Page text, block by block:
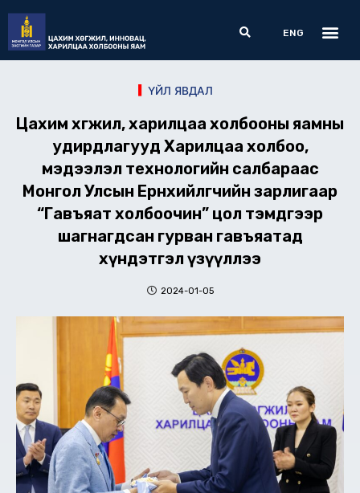
content
Search
ENG
ҮЙЛ ЯВДАЛ
Цахим хөгжил, харилцаа холбооны яамны
удирдлагууд Харилцаа холбоо,
мэдээлэл технологийн салбараас
Монгол Улсын Ерөнхийлөгчийн зарлигаар
“Гавъяат холбоочин” цол тэмдгээр
шагнагдсан гурван гавъяатад
хүндэтгэл үзүүллээ
2024-01-05